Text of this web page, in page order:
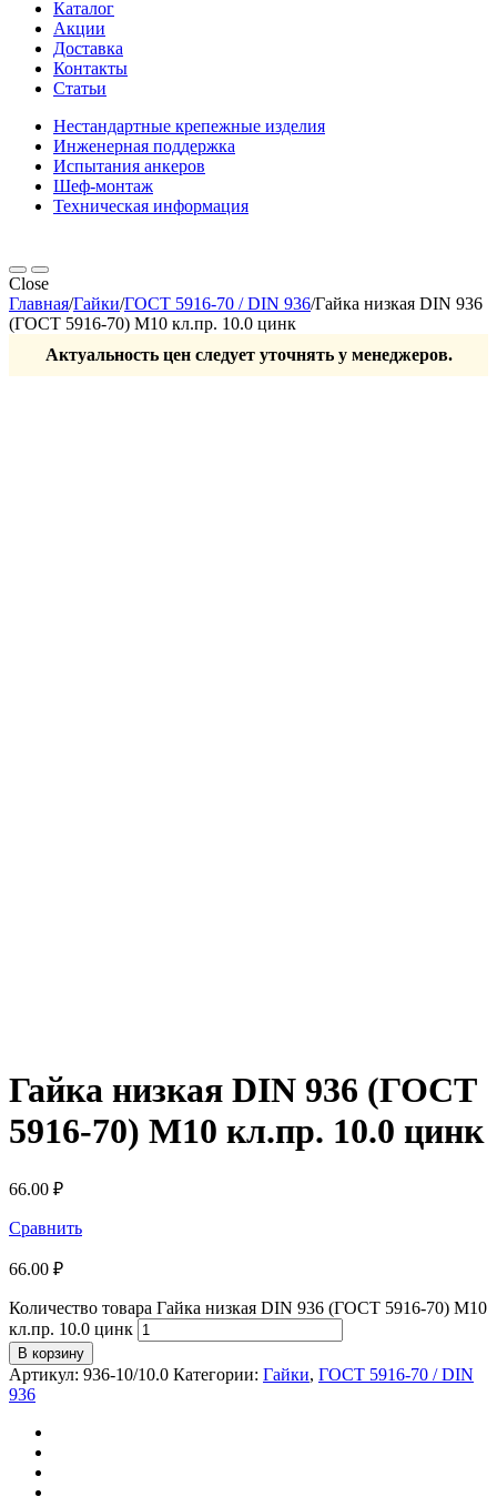
Каталог
Акции
Доставка
Контакты
Статьи
Нестандартные крепежные изделия
Инженерная поддержка
Испытания анкеров
Шеф-монтаж
Техническая информация
Close
Главная/Гайки/ГОСТ 5916-70 / DIN 936/Гайка низкая DIN 936
(ГОСТ 5916-70) М10 кл.пр. 10.0 цинк
Актуальность цен следует уточнять у менеджеров.
Гайка низкая DIN 936 (ГОСТ
5916-70) М10 кл.пр. 10.0 цинк
66.00 ₽
Сравнить
66.00 ₽
Количество товара Гайка низкая DIN 936 (ГОСТ 5916-70) М10
кл.пр. 10.0 цинк
В корзину
Артикул: 936-10/10.0 Категории: Гайки, ГОСТ 5916-70 / DIN
936